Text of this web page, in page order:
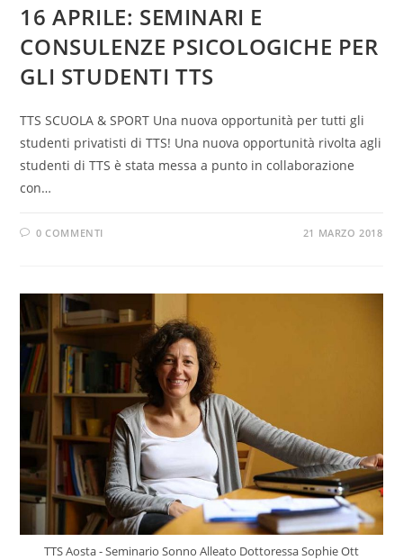
16 APRILE: SEMINARI E
CONSULENZE PSICOLOGICHE PER
GLI STUDENTI TTS
TTS SCUOLA & SPORT Una nuova opportunità per tutti gli
studenti privatisti di TTS! Una nuova opportunità rivolta agli
studenti di TTS è stata messa a punto in collaborazione
con…
0 COMMENTI 21 MARZO 2018
TTS Aosta - Seminario Sonno Alleato Dottoressa Sophie Ott